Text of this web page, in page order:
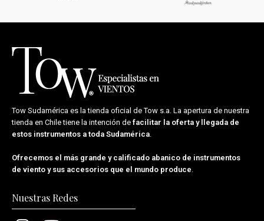
Tow Sudamérica es la tienda oficial deTow s.a. La apertura de nuestra
tienda en Chile tiene la intención de facilitar la oferta y llegada de
estos instrumentos a toda Sudamérica.
Ofrecemos el más grande y calificado abanico de instrumentos
de viento y sus accesorios que el mundo produce.
Nuestras Redes